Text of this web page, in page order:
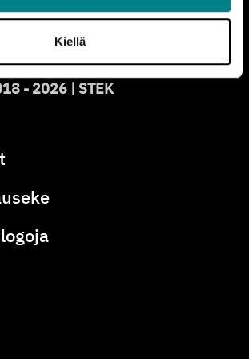
Kiellä
:n jäsen ja noudatamme
- 2026 | STEK